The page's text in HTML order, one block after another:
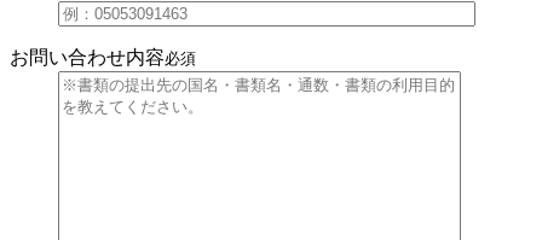
お問い合わせ内容必須